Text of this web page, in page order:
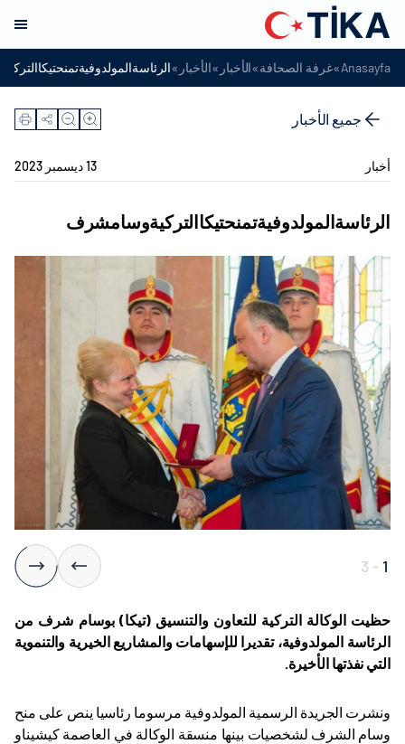
Anasayfa
»غرفة الصحافة»الأخبار »الأخبار »
جميع الأخبار
أخبار 13 ديسمبر 2023
الرئاسةالمولدوفيةتمنحتيكاالتركيةوسامشرف
1
-
3
حظيت الوكالة التركية للتعاون والتنسيق (تيكا) بوسام شرف من
الرئاسة المولدوفية، تقديرا للإسهامات والمشاريع الخيرية والتنموية
التي نفذتها الأخيرة.
ونشرت الجريدة الرسمية المولدوفية مرسوما رئاسيا ينص على منح
وسام الشرف لشخصيات بينها منسقة الوكالة في العاصمة كيشيناو